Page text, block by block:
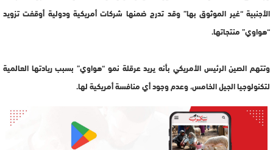
الأجنبية “غير الموثوق بها” وقد تدرج ضمنها شركات أمريكية ودولية أوقفت تزويد
“هواوي” منتجاتها.
وتتهم الصين الرئيس الأمريكي بأنه يريد عرقلة نمو “هواوي” بسبب ريادتها العالمية
لتكنولوجيا الجيل الخامس، وعدم وجود أي منافسة أمريكية لها.